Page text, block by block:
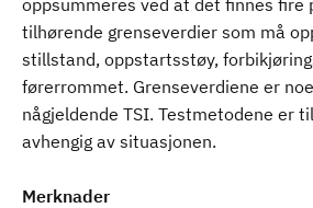
oppsummeres ved at det finnes fire
tilhørende grenseverdier som må
stillstand, oppstartsstøy,
førerrommet. Grenseverdiene er
någjeldende TSI. Testmetodene er
avhengig av situasjonen.
Merknader